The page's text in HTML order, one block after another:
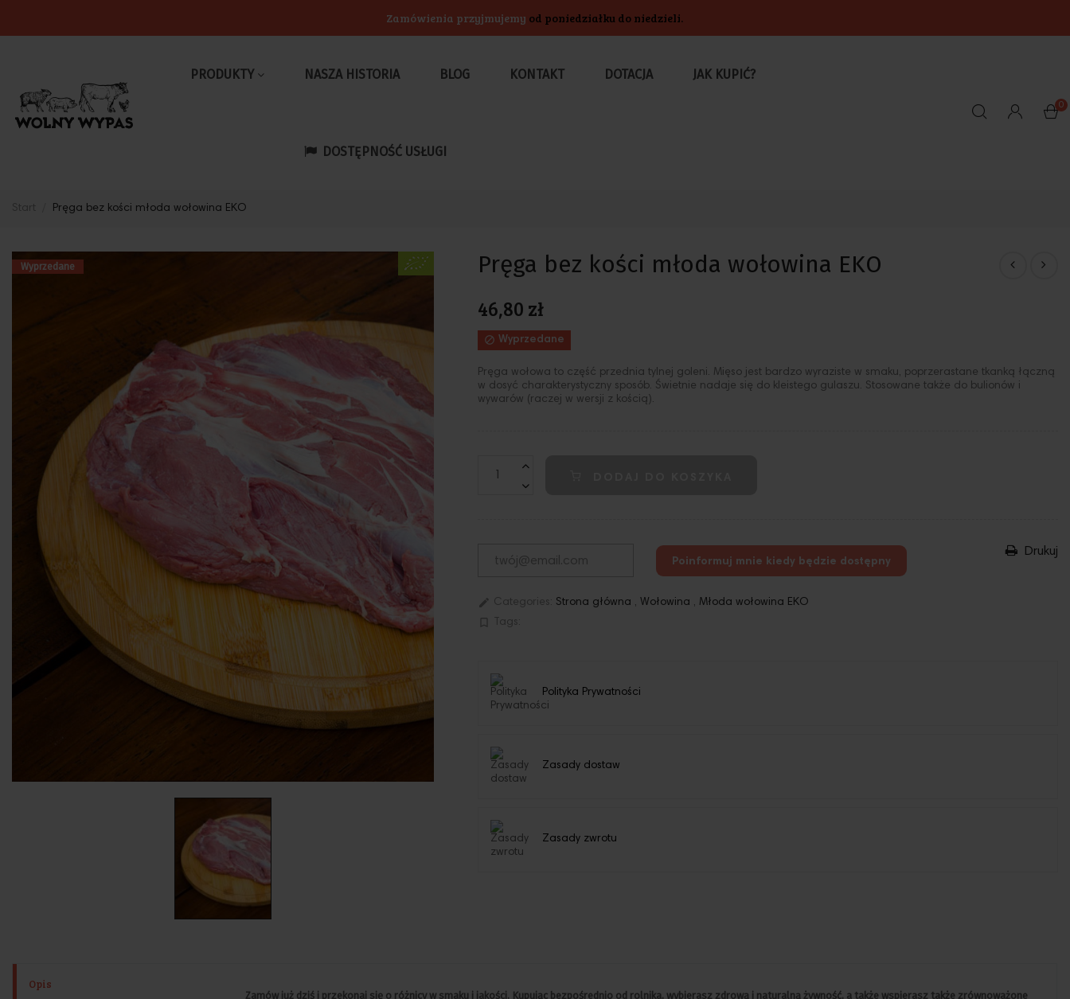
Zamówienia przyjmujemy od poniedziałku do niedzieli.
PRODUKTY NASZA HISTORIA BLOG KONTAKT DOTACJA JAK KUPIĆ?
DOSTĘPNOŚĆ USŁUGI
0
Pręga bez kości młoda wołowina EKO
Wyprzedane Pręga bez kości młoda wołowina EKO
46,80 zł
 Wyprzedane
Pręga wołowa to część przednia tylnej goleni. Mięso jest bardzo wyraziste w smaku, poprzerastane tkanką łączną
w dosyć charakterystyczny sposób. Świetnie nadaje się do kleistego gulaszu. Stosowane także do bulionów i
wywarów (raczej w wersji z kością).
Poinformuj mnie kiedy będzie dostępny
Drukuj
edit Categories: Strona główna , Wołowina , Młoda wołowina EKO
bookmark_border Tags:
Polityka Prywatności
Zasady dostaw
Zasady zwrotu
Opis
Zamów już dziś i przekonaj się o różnicy w smaku i jakości. Kupując bezpośrednio od rolnika, wybierasz zdrową i naturalną żywność, a także wspierasz także zrównoważone